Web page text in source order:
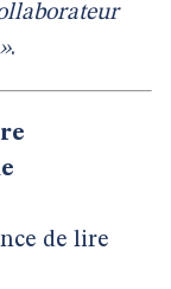
.
de lire